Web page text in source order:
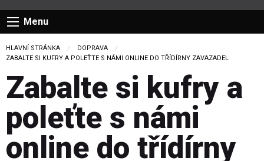
Menu
HLAVNÍ STRÁNKA
DOPRAVA
CURRENT:
ZABALTE SI KUFRY A POLEŤTE S NÁMI ONLINE DO TŘÍDÍRNY ZAVAZADEL
Zabalte si kufry a
poleťte s námi
online do třídírny